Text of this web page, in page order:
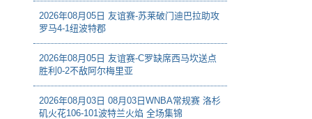
2026年08月05日 友谊赛-苏莱破门迪巴拉助攻
罗马4-1纽波特郡
2026年08月05日 友谊赛-C罗缺席西马坎送点
胜利0-2不敌阿尔梅里亚
2026年08月03日 08月03日WNBA常规赛 洛杉
矶火花106-101波特兰火焰 全场集锦